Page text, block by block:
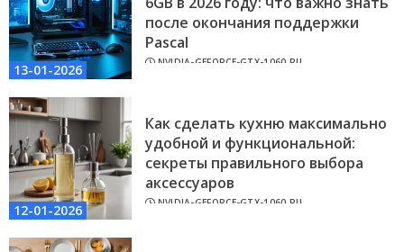
13-01-2026
после окончания поддержки
Pascal
NVIDIA-GEFORCE-GTX-1060.RU
12-01-2026
Как сделать кухню максимально
удобной и функциональной:
секреты правильного выбора
аксессуаров
NVIDIA-GEFORCE-GTX-1060.RU